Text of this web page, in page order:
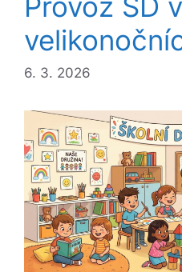
6. 3. 2026